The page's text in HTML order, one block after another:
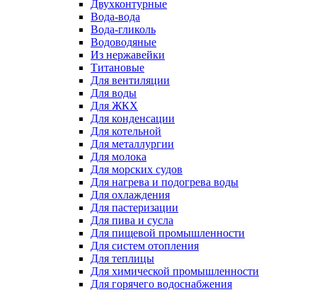
Двухконтурные
Вода-вода
Вода-гликоль
Водоводяные
Из нержавейки
Титановые
Для вентиляции
Для воды
Для ЖКХ
Для конденсации
Для котельной
Для металлургии
Для молока
Для морских судов
Для нагрева и подогрева воды
Для охлаждения
Для пастеризации
Для пива и сусла
Для пищевой промышленности
Для систем отопления
Для теплицы
Для химической промышленности
Для горячего водоснабжения